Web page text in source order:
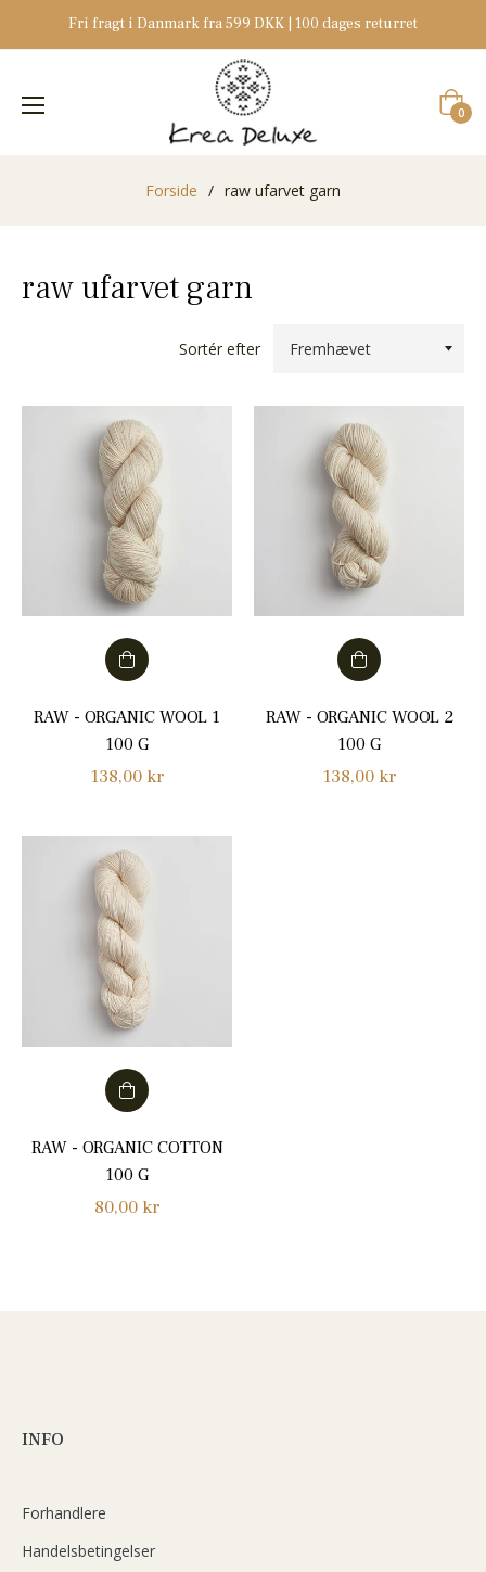
Fri fragt i Danmark fra 599 DKK | 100 dages returret
0
Forside / raw ufarvet garn
raw ufarvet garn
Sortér efter
RAW - ORGANIC WOOL 1
100 G
Normalpris
138,00 kr
RAW - ORGANIC WOOL 2
100 G
Normalpris
138,00 kr
RAW - ORGANIC COTTON
100 G
Normalpris
80,00 kr
INFO
Forhandlere
Handelsbetingelser